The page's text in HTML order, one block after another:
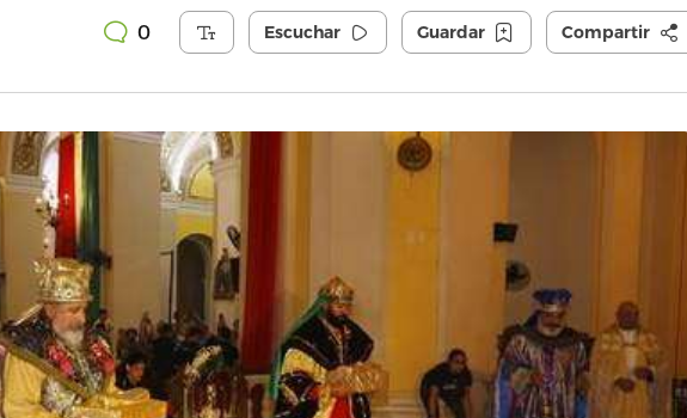
0 Escuchar Guardar Compartir